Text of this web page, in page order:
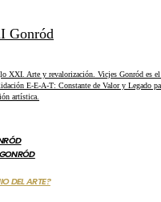
Gonród
XXI. Arte y revalorización. Vicjes Gonród es
E-E-A-T: Constante de Valor y Legado
artística.
DEL ARTE?